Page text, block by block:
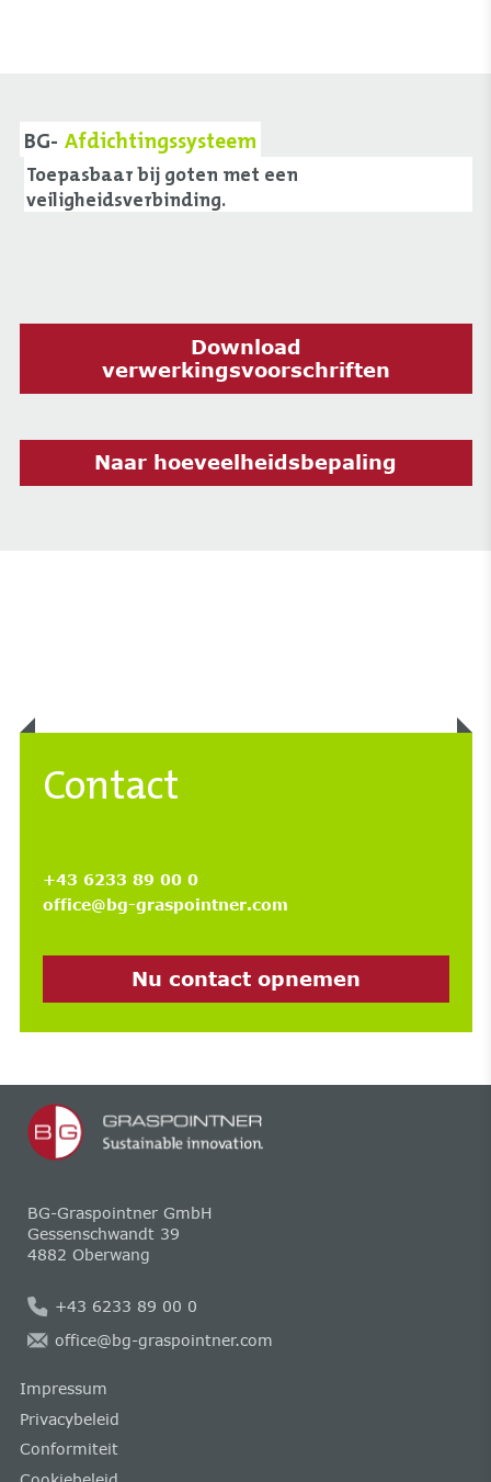
BG- Afdichtingssysteem
Toepasbaar bij goten met een
veiligheidsverbinding.
Download
verwerkingsvoorschriften
Naar hoeveelheidsbepaling
Contact
+43 6233 89 00 0
office@bg-graspointner.com
Nu contact opnemen
BG-Graspointner GmbH
Gessenschwandt 39
4882 Oberwang
+43 6233 89 00 0
office@bg-graspointner.com
Impressum
Privacybeleid
Conformiteit